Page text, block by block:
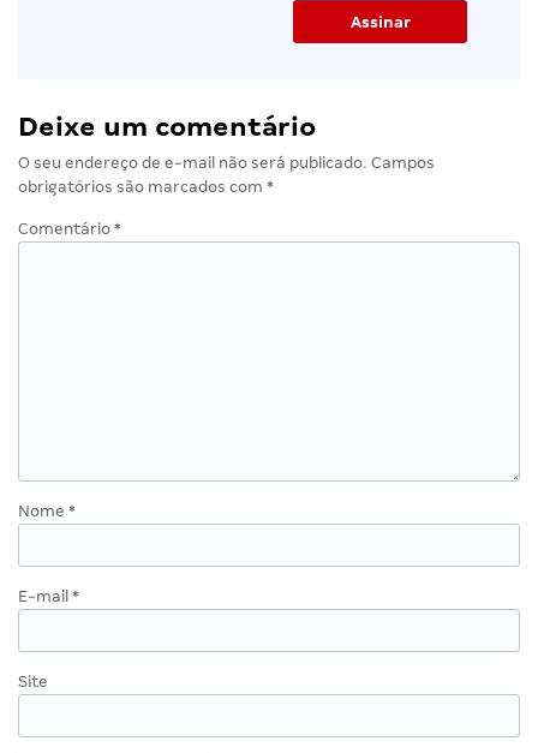
Deixe um comentário
O seu endereço de e-mail não será publicado. Campos
obrigatórios são marcados com *
Comentário *
Nome *
E-mail *
Site